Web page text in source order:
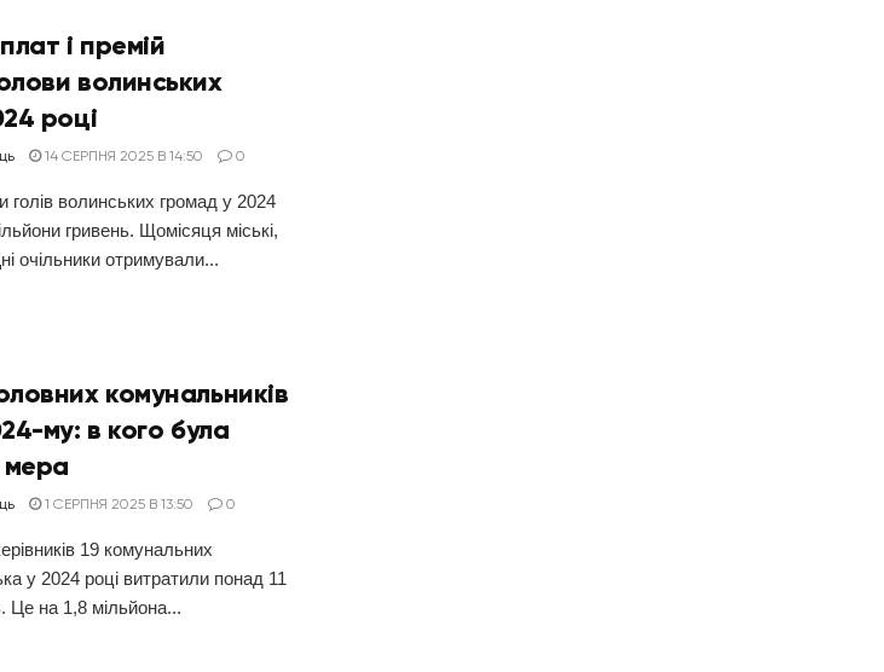
і премій
волинських
році
14 СЕРПНЯ 2025 В 14:50 0
голів волинських громад у 2024
гривень. Щомісяця міські,
очільники отримували...
комунальників
му: в кого була
мера
1 СЕРПНЯ 2025 В 13:50 0
19 комунальних
у 2024 році витратили понад 11
Це на 1,8 мільйона...